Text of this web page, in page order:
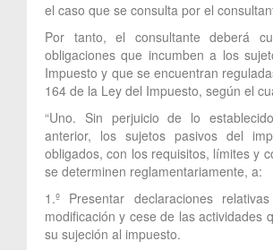
el caso que se consulta por el
Por tanto, el consultante deberá
obligaciones que incumben a los
Impuesto y que se encuentran
164 de la Ley del Impuesto, según el
“Uno. Sin perjuicio de lo
anterior, los sujetos pasivos del
obligados, con los requisitos, límites y
se determinen reglamentariamente, a:
1.º Presentar declaraciones
modificación y cese de las actividades
su sujeción al impuesto.